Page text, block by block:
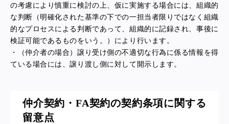
の考慮により慎重に検討の上、仮に実施する場合には、組織的
な判断（明確化された基準の下での一担当者限りではなく組織
的なプロセスによる判断であって、組織的に記録され、事後に
検証可能であるものをいう。）により行います。
・（仲介者の場合）譲り受け側の不適切な行為に係る情報を得
ている場合には、譲り渡し側に対して開示します。
仲介契約・FA契約の契約条項に関する
留意点